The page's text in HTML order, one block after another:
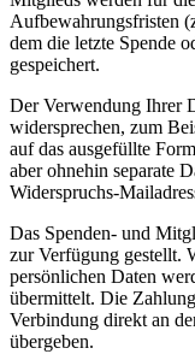
Aufbewahrungsfristen
dem die letzte Spende
gespeichert.
Der Verwendung Ihrer
widersprechen, zum
auf das ausgefüllte
aber ohnehin separate
Widerspruchs-
Das Spenden- und
zur Verfügung gestellt.
persönlichen Daten
übermittelt. Die
Verbindung direkt an
übergeben.